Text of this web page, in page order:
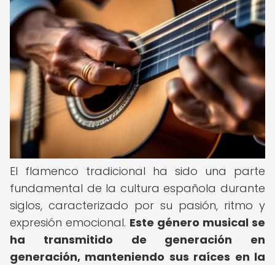
El flamenco tradicional ha sido una parte
fundamental de la cultura española durante
siglos, caracterizado por su pasión, ritmo y
expresión emocional. Este género musical se
ha transmitido de generación en
generación, manteniendo sus raíces en la